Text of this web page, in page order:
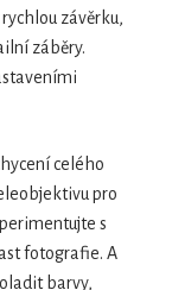
závěrku,
záběry.
celého
pro
s
fotografie. A
barvy,